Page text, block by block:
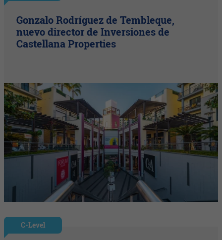
Gonzalo Rodríguez de Tembleque,
nuevo director de Inversiones de
Castellana Properties
C-Level